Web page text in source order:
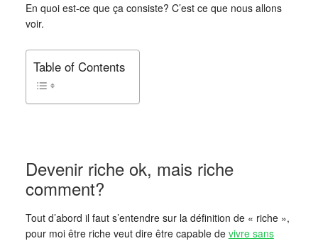
En quoi est-ce que ça consiste? C’est ce que nous allons
voir.
Table of Contents
Devenir riche ok, mais riche
comment?
Tout d’abord il faut s’entendre sur la définition de « riche »,
pour moi être riche veut dire être capable de vivre sans